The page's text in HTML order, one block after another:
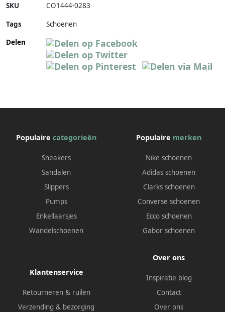
SKU CO1444-0283
Tags
Schoenen
Delen
Populaire categorieën
Sneakers
Sandalen
Slippers
Pumps
Enkellaarsjes
Wandelschoenen
Populaire merken
Nike schoenen
Adidas schoenen
Clarks schoenen
Converse schoenen
Ecco schoenen
Gabor schoenen
Klantenservice
Retourneren & ruilen
Verzending & bezorging
Over ons
Inspiratie blog
Contact
Over ons